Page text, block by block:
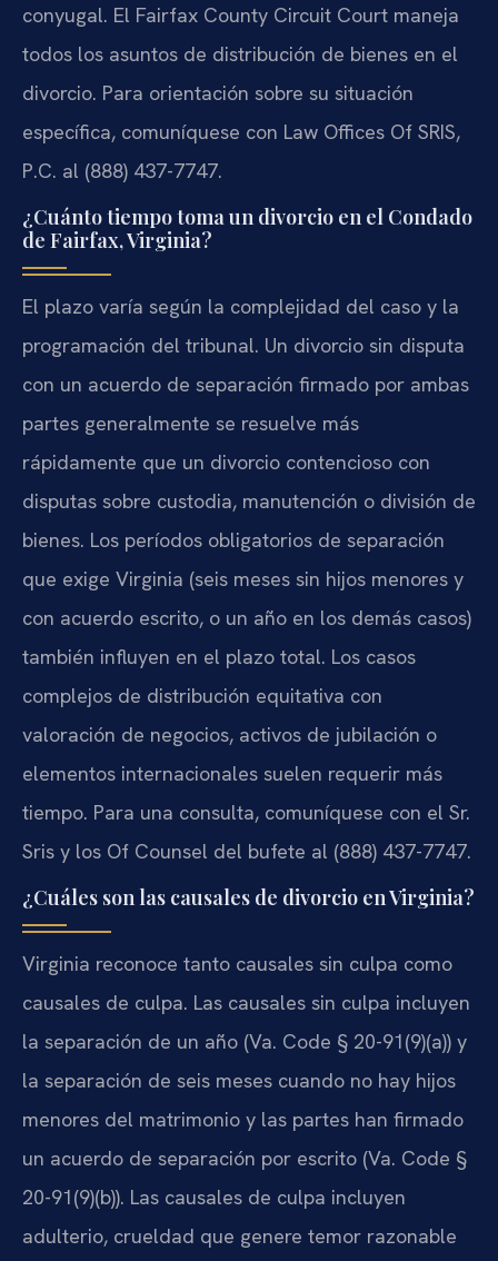
conyugal. El Fairfax County Circuit Court maneja
todos los asuntos de distribución de bienes en el
divorcio. Para orientación sobre su situación
específica, comuníquese con Law Offices Of SRIS,
P.C. al (888) 437-7747.
¿Cuánto tiempo toma un divorcio en el Condado
de Fairfax, Virginia?
El plazo varía según la complejidad del caso y la
programación del tribunal. Un divorcio sin disputa
con un acuerdo de separación firmado por ambas
partes generalmente se resuelve más
rápidamente que un divorcio contencioso con
disputas sobre custodia, manutención o división de
bienes. Los períodos obligatorios de separación
que exige Virginia (seis meses sin hijos menores y
con acuerdo escrito, o un año en los demás casos)
también influyen en el plazo total. Los casos
complejos de distribución equitativa con
valoración de negocios, activos de jubilación o
elementos internacionales suelen requerir más
tiempo. Para una consulta, comuníquese con el Sr.
Sris y los Of Counsel del bufete al (888) 437-7747.
¿Cuáles son las causales de divorcio en Virginia?
Virginia reconoce tanto causales sin culpa como
causales de culpa. Las causales sin culpa incluyen
la separación de un año (Va. Code § 20-91(9)(a)) y
la separación de seis meses cuando no hay hijos
menores del matrimonio y las partes han firmado
un acuerdo de separación por escrito (Va. Code §
20-91(9)(b)). Las causales de culpa incluyen
adulterio, crueldad que genere temor razonable